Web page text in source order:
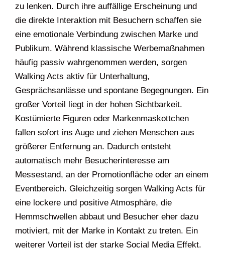
zu lenken. Durch ihre auffällige Erscheinung und
die direkte Interaktion mit Besuchern schaffen sie
eine emotionale Verbindung zwischen Marke und
Publikum. Während klassische Werbemaßnahmen
häufig passiv wahrgenommen werden, sorgen
Walking Acts aktiv für Unterhaltung,
Gesprächsanlässe und spontane Begegnungen. Ein
großer Vorteil liegt in der hohen Sichtbarkeit.
Kostümierte Figuren oder Markenmaskottchen
fallen sofort ins Auge und ziehen Menschen aus
größerer Entfernung an. Dadurch entsteht
automatisch mehr Besucherinteresse am
Messestand, an der Promotionfläche oder an einem
Eventbereich. Gleichzeitig sorgen Walking Acts für
eine lockere und positive Atmosphäre, die
Hemmschwellen abbaut und Besucher eher dazu
motiviert, mit der Marke in Kontakt zu treten. Ein
weiterer Vorteil ist der starke Social Media Effekt.